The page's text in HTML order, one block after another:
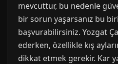
mevcuttur, bu nedenle
bir sorun yaşarsanız bu
başvurabilirsiniz. Yozgat
ederken, özellikle kış
dikkat etmek gerekir. Kar